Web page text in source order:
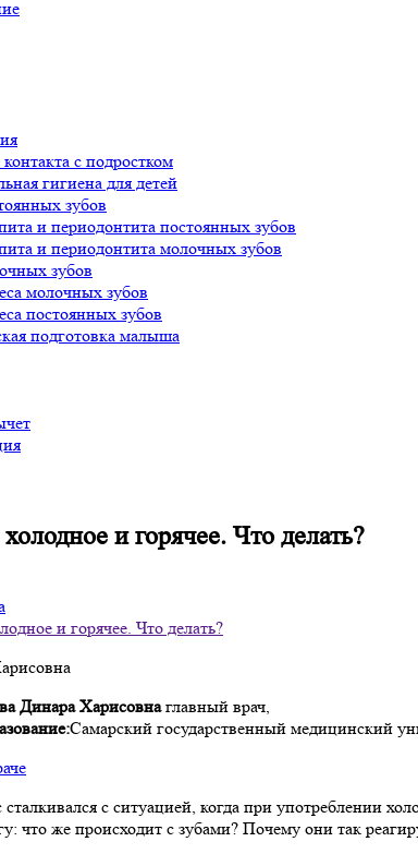
с подростком
гигиена для детей
зубов
и периодонтита постоянных зубов
и периодонтита молочных зубов
зубов
молочных зубов
постоянных зубов
подготовка малыша
и горячее. Что делать?
и горячее. Что делать?
Динара Харисовнаглавный врач,
Самарский государственный медицинский
с ситуацией, когда при употреблении
что же происходит с зубами? Почему они так